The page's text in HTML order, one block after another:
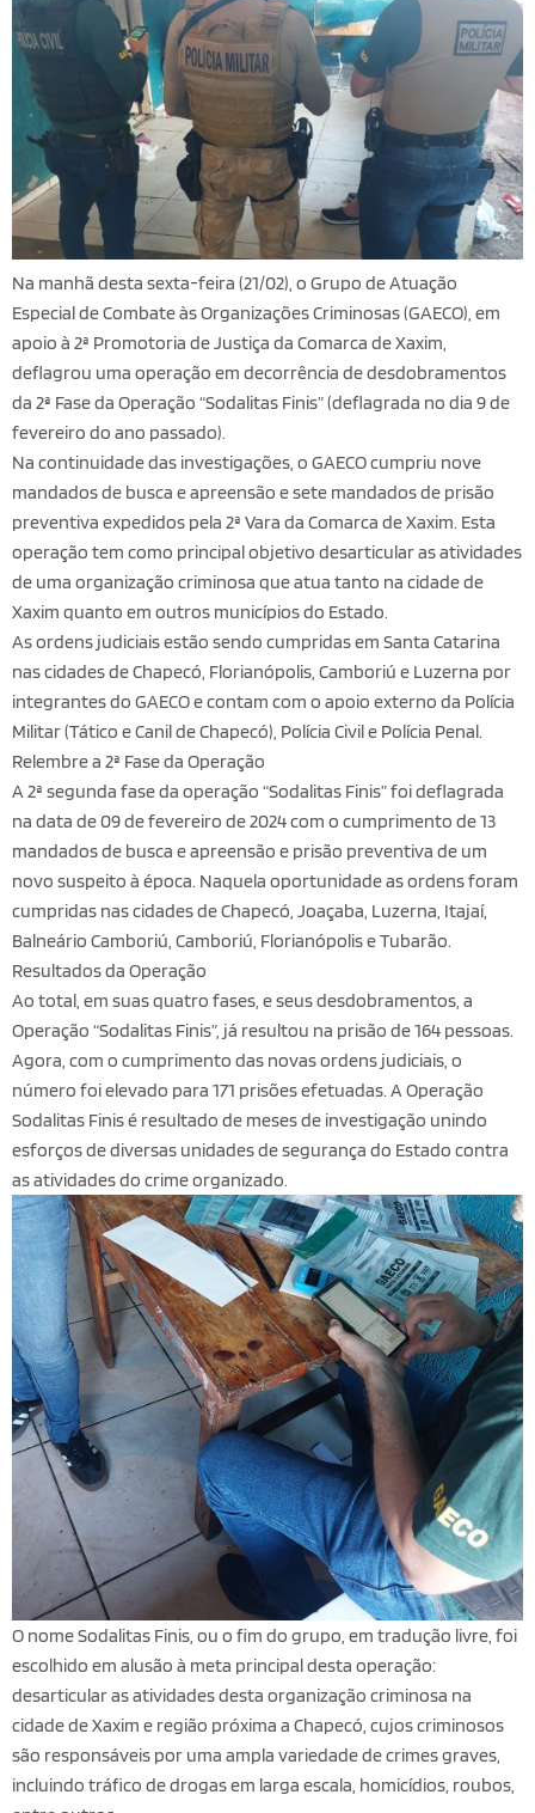
Na manhã desta sexta-feira (21/02), o Grupo de Atuação
Especial de Combate às Organizações Criminosas (GAECO), em
apoio à 2ª Promotoria de Justiça da Comarca de Xaxim,
deflagrou uma operação em decorrência de desdobramentos
da 2ª Fase da Operação “Sodalitas Finis” (deflagrada no dia 9 de
fevereiro do ano passado).
Na continuidade das investigações, o GAECO cumpriu nove
mandados de busca e apreensão e sete mandados de prisão
preventiva expedidos pela 2ª Vara da Comarca de Xaxim. Esta
operação tem como principal objetivo desarticular as atividades
de uma organização criminosa que atua tanto na cidade de
Xaxim quanto em outros municípios do Estado.
As ordens judiciais estão sendo cumpridas em Santa Catarina
nas cidades de Chapecó, Florianópolis, Camboriú e Luzerna por
integrantes do GAECO e contam com o apoio externo da Polícia
Militar (Tático e Canil de Chapecó), Polícia Civil e Polícia Penal.
Relembre a 2ª Fase da Operação
A 2ª segunda fase da operação “Sodalitas Finis” foi deflagrada
na data de 09 de fevereiro de 2024 com o cumprimento de 13
mandados de busca e apreensão e prisão preventiva de um
novo suspeito à época. Naquela oportunidade as ordens foram
cumpridas nas cidades de Chapecó, Joaçaba, Luzerna, Itajaí,
Balneário Camboriú, Camboriú, Florianópolis e Tubarão.
Resultados da Operação
Ao total, em suas quatro fases, e seus desdobramentos, a
Operação “Sodalitas Finis”, já resultou na prisão de 164 pessoas.
Agora, com o cumprimento das novas ordens judiciais, o
número foi elevado para 171 prisões efetuadas. A Operação
Sodalitas Finis é resultado de meses de investigação unindo
esforços de diversas unidades de segurança do Estado contra
as atividades do crime organizado.
O nome Sodalitas Finis, ou o fim do grupo, em tradução livre, foi
escolhido em alusão à meta principal desta operação:
desarticular as atividades desta organização criminosa na
cidade de Xaxim e região próxima a Chapecó, cujos criminosos
são responsáveis por uma ampla variedade de crimes graves,
incluindo tráfico de drogas em larga escala, homicídios, roubos,